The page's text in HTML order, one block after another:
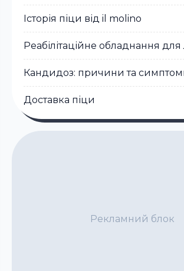
Історія піци від il molino
Реабілітаційне обладнання для
Кандидоз: причини та
Доставка піци
Рекламний блок